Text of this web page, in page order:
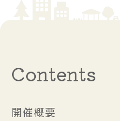
Contents
開催概要